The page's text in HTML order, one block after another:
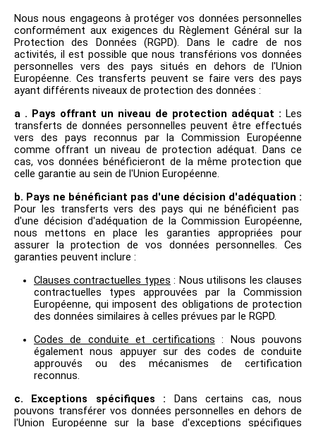
Nous nous engageons à protéger vos données personnelles
conformément aux exigences du Règlement Général sur la
Protection des Données (RGPD). Dans le cadre de nos
activités, il est possible que nous transférions vos données
personnelles vers des pays situés en dehors de l'Union
Européenne. Ces transferts peuvent se faire vers des pays
ayant différents niveaux de protection des données :
a . Pays offrant un niveau de protection adéquat : Les
transferts de données personnelles peuvent être effectués
vers des pays reconnus par la Commission Européenne
comme offrant un niveau de protection adéquat. Dans ce
cas, vos données bénéficieront de la même protection que
celle garantie au sein de l'Union Européenne.
b. Pays ne bénéficiant pas d'une décision d'adéquation :
Pour les transferts vers des pays qui ne bénéficient pas
d'une décision d'adéquation de la Commission Européenne,
nous mettons en place les garanties appropriées pour
assurer la protection de vos données personnelles. Ces
garanties peuvent inclure :
Clauses contractuelles types : Nous utilisons les clauses
contractuelles types approuvées par la Commission
Européenne, qui imposent des obligations de protection
des données similaires à celles prévues par le RGPD.
Codes de conduite et certifications : Nous pouvons
également nous appuyer sur des codes de conduite
approuvés ou des mécanismes de certification
reconnus.
c. Exceptions spécifiques : Dans certains cas, nous
pouvons transférer vos données personnelles en dehors de
l'Union Européenne sur la base d'exceptions spécifiques